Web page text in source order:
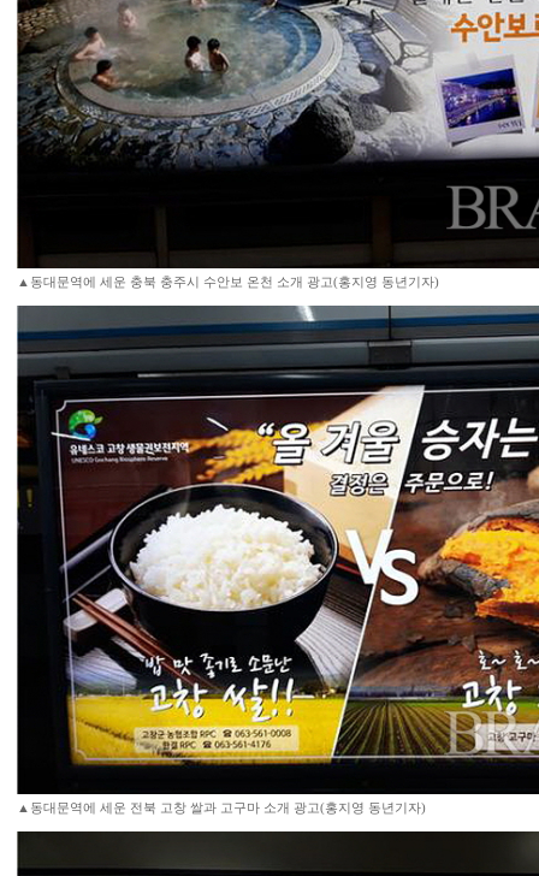
▲동대문역에 세운 충북 충주시 수안보 온천 소개 광고(홍지영 동년기자)
▲동대문역에 세운 전북 고창 쌀과 고구마 소개 광고(홍지영 동년기자)